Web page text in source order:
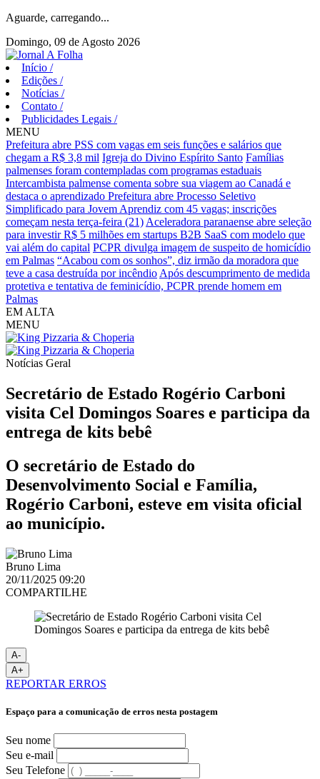
Aguarde, carregando...
Domingo, 09 de Agosto 2026
Início /
Edições /
Notícias /
Contato /
Publicidades Legais /
MENU
Prefeitura abre PSS com vagas em seis funções e salários que
chegam a R$ 3,8 mil Igreja do Divino Espírito Santo Famílias
palmenses foram contempladas com programas estaduais
Intercambista palmense comenta sobre sua viagem ao Canadá e
destaca o aprendizado Prefeitura abre Processo Seletivo
Simplificado para Jovem Aprendiz com 45 vagas; inscrições
começam nesta terça-feira (21) Aceleradora paranaense abre seleção
para investir R$ 5 milhões em startups B2B SaaS com modelo que
vai além do capital PCPR divulga imagem de suspeito de homicídio
em Palmas “Acabou com os sonhos”, diz irmão da moradora que
teve a casa destruída por incêndio Após descumprimento de medida
protetiva e tentativa de feminicídio, PCPR prende homem em
Palmas
EM ALTA
MENU
Notícias Geral
Secretário de Estado Rogério Carboni
visita Cel Domingos Soares e participa da
entrega de kits bebê
O secretário de Estado do
Desenvolvimento Social e Família,
Rogério Carboni, esteve em visita oficial
ao município.
Bruno Lima
20/11/2025 09:20
COMPARTILHE
A-
A+
REPORTAR ERROS
Espaço para a comunicação de erros nesta postagem
Seu nome
Seu e-mail
Seu Telefone